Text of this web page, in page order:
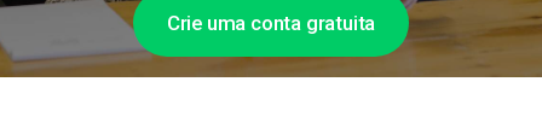
Crie uma conta gratuita